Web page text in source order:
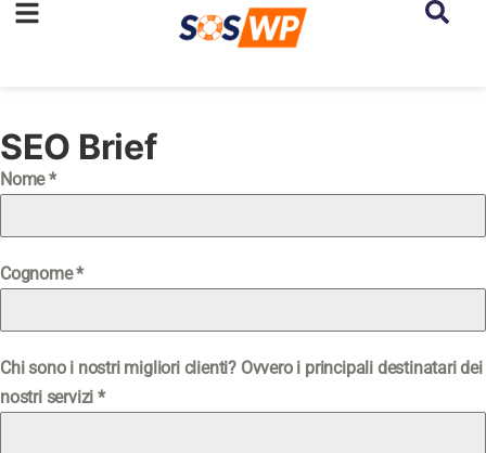
SEO Brief
Nome*
Cognome*
Chi sono i nostri migliori clienti? Ovvero i principali destinatari dei
nostri servizi*